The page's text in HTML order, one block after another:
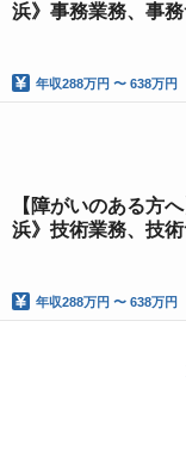
浜》事務業務、事
年収288万円 〜 638万円
【障がいのある方
浜》技術業務、技
年収288万円 〜 638万円